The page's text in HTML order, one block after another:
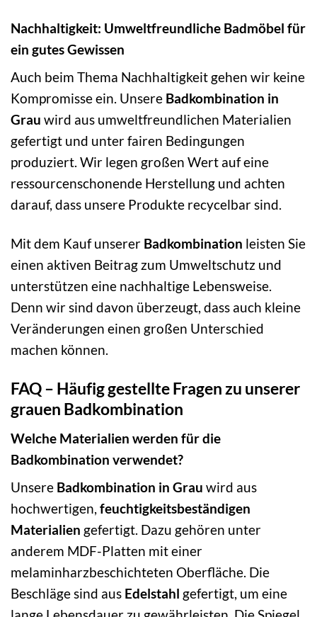
Nachhaltigkeit: Umweltfreundliche Badmöbel für
ein gutes Gewissen
Auch beim Thema Nachhaltigkeit gehen wir keine
Kompromisse ein. Unsere Badkombination in
Grau wird aus umweltfreundlichen Materialien
gefertigt und unter fairen Bedingungen
produziert. Wir legen großen Wert auf eine
ressourcenschonende Herstellung und achten
darauf, dass unsere Produkte recycelbar sind.
Mit dem Kauf unserer Badkombination leisten Sie
einen aktiven Beitrag zum Umweltschutz und
unterstützen eine nachhaltige Lebensweise.
Denn wir sind davon überzeugt, dass auch kleine
Veränderungen einen großen Unterschied
machen können.
FAQ – Häufig gestellte Fragen zu unserer
grauen Badkombination
Welche Materialien werden für die
Badkombination verwendet?
Unsere Badkombination in Grau wird aus
hochwertigen, feuchtigkeitsbeständigen
Materialien gefertigt. Dazu gehören unter
anderem MDF-Platten mit einer
melaminharzbeschichteten Oberfläche. Die
Beschläge sind aus Edelstahl gefertigt, um eine